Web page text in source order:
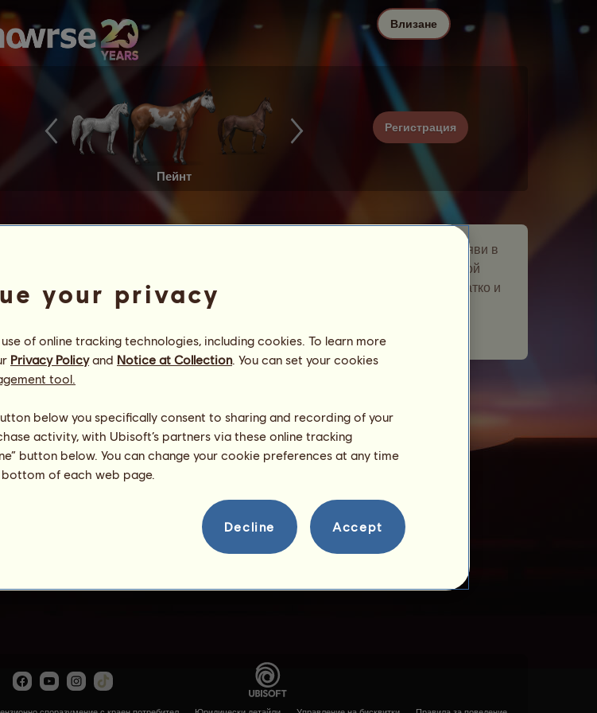
Пейнт
Регистрация
Влизане
Електро
Електро е скитащ се кон, който се появи в
„Скитащ се кон“. Той
остана в развъдната ви ферма за кратко и
Брой посетени играчи:
your privacy
of online tracking technologies, including cookies. To learn more
Privacy Policyand Notice at Collection. You can set your cookies
tool.
below you specifically consent to sharing and recording of your
activity, with Ubisoft’s partners via these online tracking
button below. You can change your cookie preferences at any time
bottom of each web page.
Decline Accept